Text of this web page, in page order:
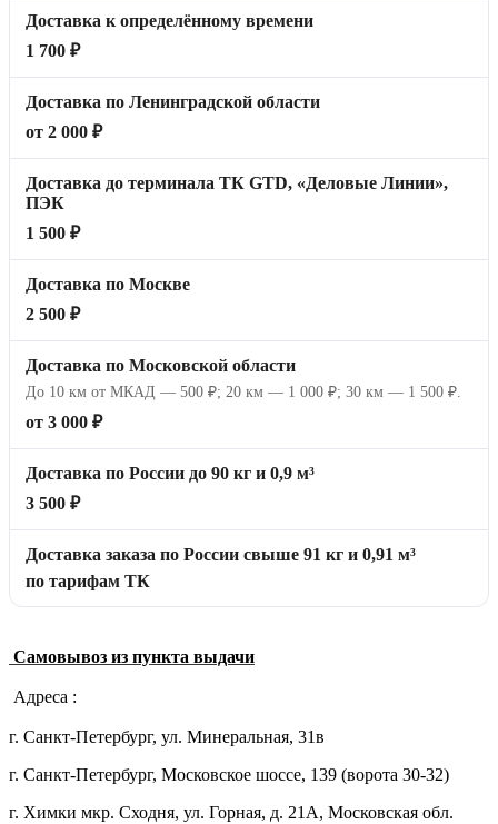
Доставка к определённому времени
1 700 ₽
Доставка по Ленинградской области
от 2 000 ₽
Доставка до терминала ТК GTD, «Деловые Линии»,
ПЭК
1 500 ₽
Доставка по Москве
2 500 ₽
Доставка по Московской области
До 10 км от МКАД — 500 ₽; 20 км — 1 000 ₽; 30 км — 1 500 ₽.
от 3 000 ₽
Доставка по России до 90 кг и 0,9 м³
3 500 ₽
Доставка заказа по России свыше 91 кг и 0,91 м³
по тарифам ТК
Самовывоз из пункта выдачи
Адреса :
г. Санкт-Петербург, ул. Минеральная, 31в
г. Санкт-Петербург, Московское шоссе, 139 (ворота 30-32)
г. Химки мкр. Сходня, ул. Горная, д. 21А, Московская обл.